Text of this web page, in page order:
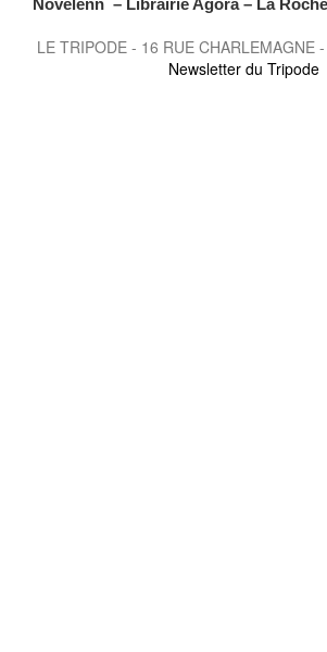
Novelenn – Librairie Agora – La
LE TRIPODE - 16 RUE CHARLEMAGNE
Newsletter du Tripode